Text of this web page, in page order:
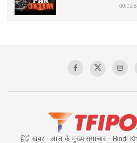
हिंदी खबर - आज के मुख्य समाचार - Hindi